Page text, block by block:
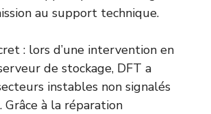
au support technique.
: lors d’une intervention en
de stockage, DFT a
instables non signalés
Grâce à la réparation